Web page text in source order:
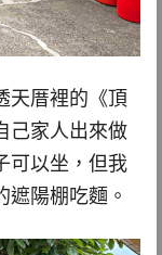
天厝裡的《頂
己家人出來做
可以坐，但我
遮陽棚吃麵。